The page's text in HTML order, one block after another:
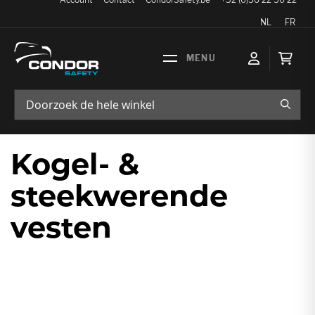
Taal
NL FR
ZOEK
Kogel- &
steekwerende
vesten